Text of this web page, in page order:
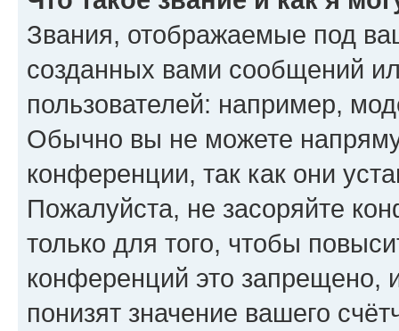
Звания, отображаемые под
созданных вами сообщений
пользователей: например,
Обычно вы не можете
конференции, так как они
Пожалуйста, не засоряйте
только для того, чтобы
конференций это запрещено,
понизят значение вашего